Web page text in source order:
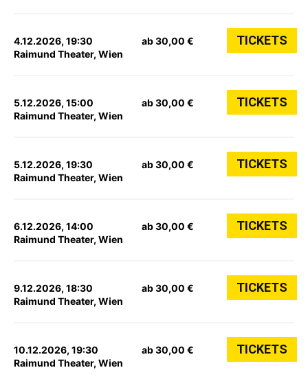
4.12.2026, 19:30
Raimund Theater, Wien
ab 30,00 € TICKETS
5.12.2026, 15:00
Raimund Theater, Wien
ab 30,00 € TICKETS
5.12.2026, 19:30
Raimund Theater, Wien
ab 30,00 € TICKETS
6.12.2026, 14:00
Raimund Theater, Wien
ab 30,00 € TICKETS
9.12.2026, 18:30
Raimund Theater, Wien
ab 30,00 € TICKETS
10.12.2026, 19:30
Raimund Theater, Wien
ab 30,00 € TICKETS